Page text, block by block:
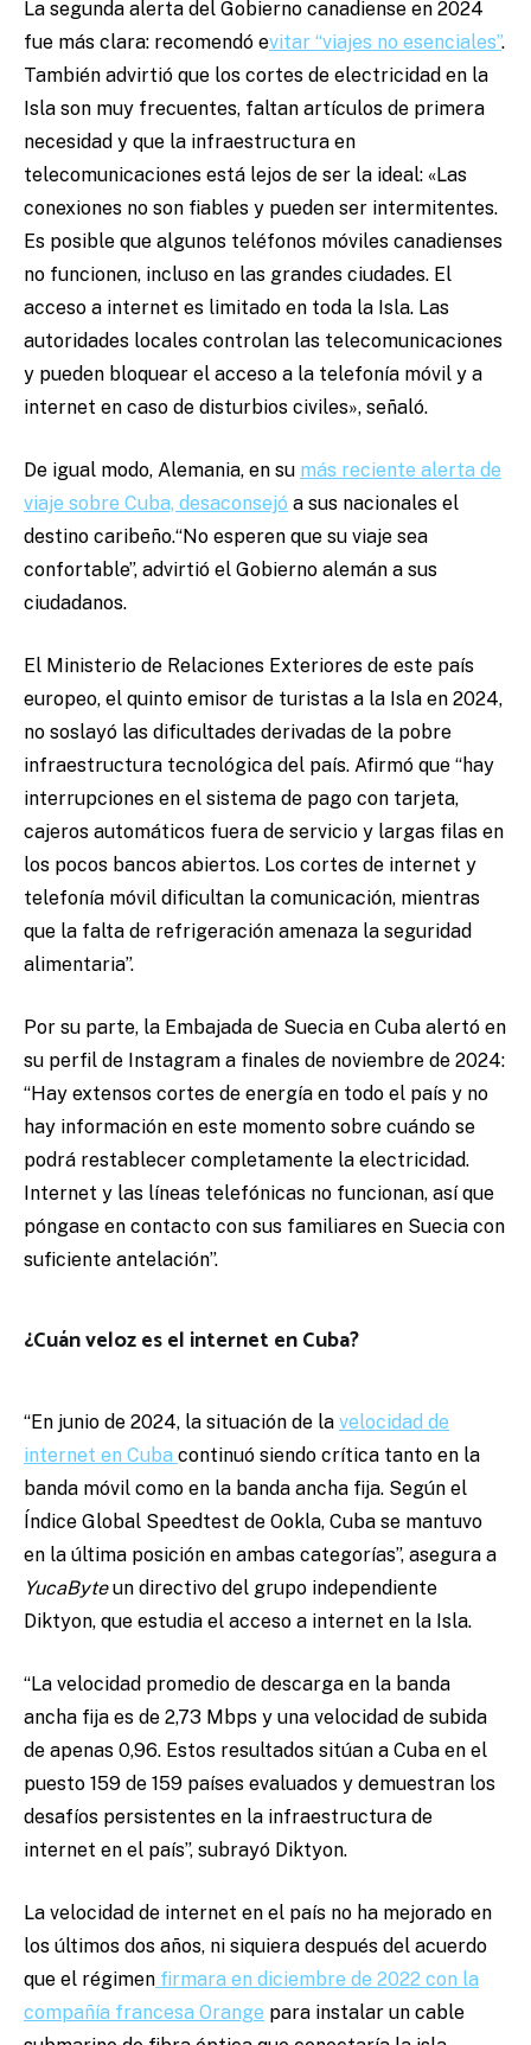
La segunda alerta del Gobierno canadiense en 2024
fue más clara: recomendó evitar “viajes no esenciales”.
También advirtió que los cortes de electricidad en la
Isla son muy frecuentes, faltan artículos de primera
necesidad y que la infraestructura en
telecomunicaciones está lejos de ser la ideal: «Las
conexiones no son fiables y pueden ser intermitentes.
Es posible que algunos teléfonos móviles canadienses
no funcionen, incluso en las grandes ciudades. El
acceso a internet es limitado en toda la Isla. Las
autoridades locales controlan las telecomunicaciones
y pueden bloquear el acceso a la telefonía móvil y a
internet en caso de disturbios civiles», señaló.
De igual modo, Alemania, en su más reciente alerta de
viaje sobre Cuba, desaconsejó a sus nacionales el
destino caribeño.“No esperen que su viaje sea
confortable”, advirtió el Gobierno alemán a sus
ciudadanos.
El Ministerio de Relaciones Exteriores de este país
europeo, el quinto emisor de turistas a la Isla en 2024,
no soslayó las dificultades derivadas de la pobre
infraestructura tecnológica del país. Afirmó que “hay
interrupciones en el sistema de pago con tarjeta,
cajeros automáticos fuera de servicio y largas filas en
los pocos bancos abiertos. Los cortes de internet y
telefonía móvil dificultan la comunicación, mientras
que la falta de refrigeración amenaza la seguridad
alimentaria”.
Por su parte, la Embajada de Suecia en Cuba alertó en
su perfil de Instagram a finales de noviembre de 2024:
“Hay extensos cortes de energía en todo el país y no
hay información en este momento sobre cuándo se
podrá restablecer completamente la electricidad.
Internet y las líneas telefónicas no funcionan, así que
póngase en contacto con sus familiares en Suecia con
suficiente antelación”.
¿Cuán veloz es el internet en Cuba?
“En junio de 2024, la situación de la velocidad de
internet en Cuba continuó siendo crítica tanto en la
banda móvil como en la banda ancha fija. Según el
Índice Global Speedtest de Ookla, Cuba se mantuvo
en la última posición en ambas categorías”, asegura a
YucaByteun directivo del grupo independiente
Diktyon, que estudia el acceso a internet en la Isla.
“La velocidad promedio de descarga en la banda
ancha fija es de 2,73 Mbps y una velocidad de subida
de apenas 0,96. Estos resultados sitúan a Cuba en el
puesto 159 de 159 países evaluados y demuestran los
desafíos persistentes en la infraestructura de
internet en el país”, subrayó Diktyon.
La velocidad de internet en el país no ha mejorado en
los últimos dos años, ni siquiera después del acuerdo
que el régimen firmara en diciembre de 2022 con la
compañía francesa Orange para instalar un cable